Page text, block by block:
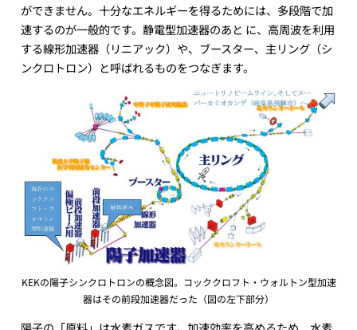
ができません。十分なエネルギーを得るためには、多段階で加
速するのが一般的です。静電型加速器のあと に、高周波を利用
する線形加速器（リニアック）や、ブースター、主リング（シ
ンクロトロン）と呼ばれるものをつなぎます。
KEKの陽子シンクロトロンの概念図。コッククロフト・ウォルトン型加速
器はその前段加速器だった（図の左下部分）